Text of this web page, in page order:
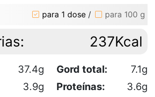
para 1 dose / para 100 g
237Kcal
37.4g Gord total:
7.1g
3.9g Proteínas:
3.6g